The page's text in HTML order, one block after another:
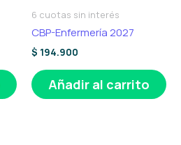
6 cuotas sin interés
CBP-Enfermería 2027
$ 194.900
Añadir al carrito